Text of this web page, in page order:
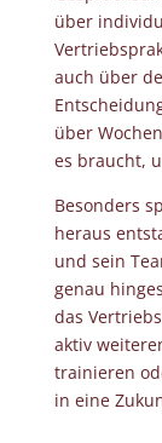
über
auch über
über
es braucht,
Besonders
heraus
und sein
genau
das
aktiv
trainieren
in eine